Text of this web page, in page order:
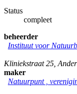
Status
compleet
beheerder
Instituut voor
Kliniekstraat 25
maker
Natuurpunt ,